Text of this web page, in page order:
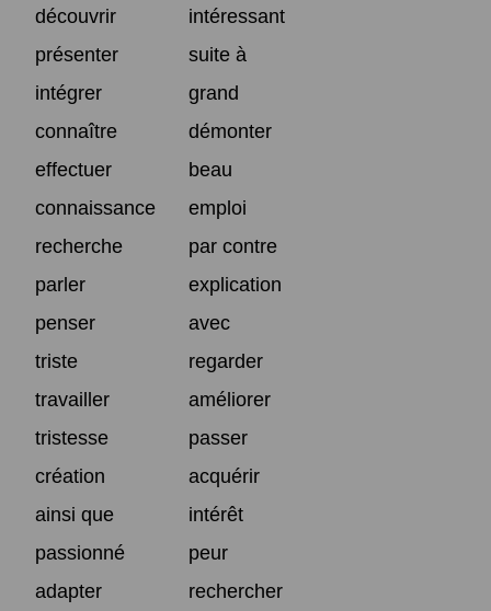
découvrir
intéressant
présenter
suite à
intégrer
grand
connaître
démonter
effectuer
beau
connaissance
emploi
recherche
par contre
parler
explication
penser
avec
triste
regarder
travailler
améliorer
tristesse
passer
création
acquérir
ainsi que
intérêt
passionné
peur
adapter
rechercher